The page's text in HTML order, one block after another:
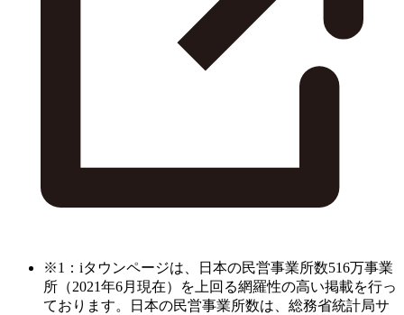
※1：iタウンページは、日本の民営事業所数516万事業
所（2021年6月現在）を上回る網羅性の高い掲載を行っ
ております。日本の民営事業所数は、総務省統計局サ